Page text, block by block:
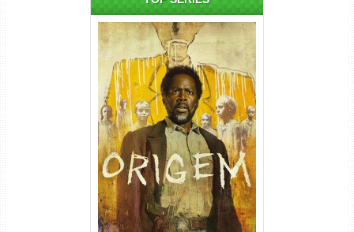
Origem 4ª Temporada Torrent
(2026) WEB-DL 1080p/4K
Dual Áudio